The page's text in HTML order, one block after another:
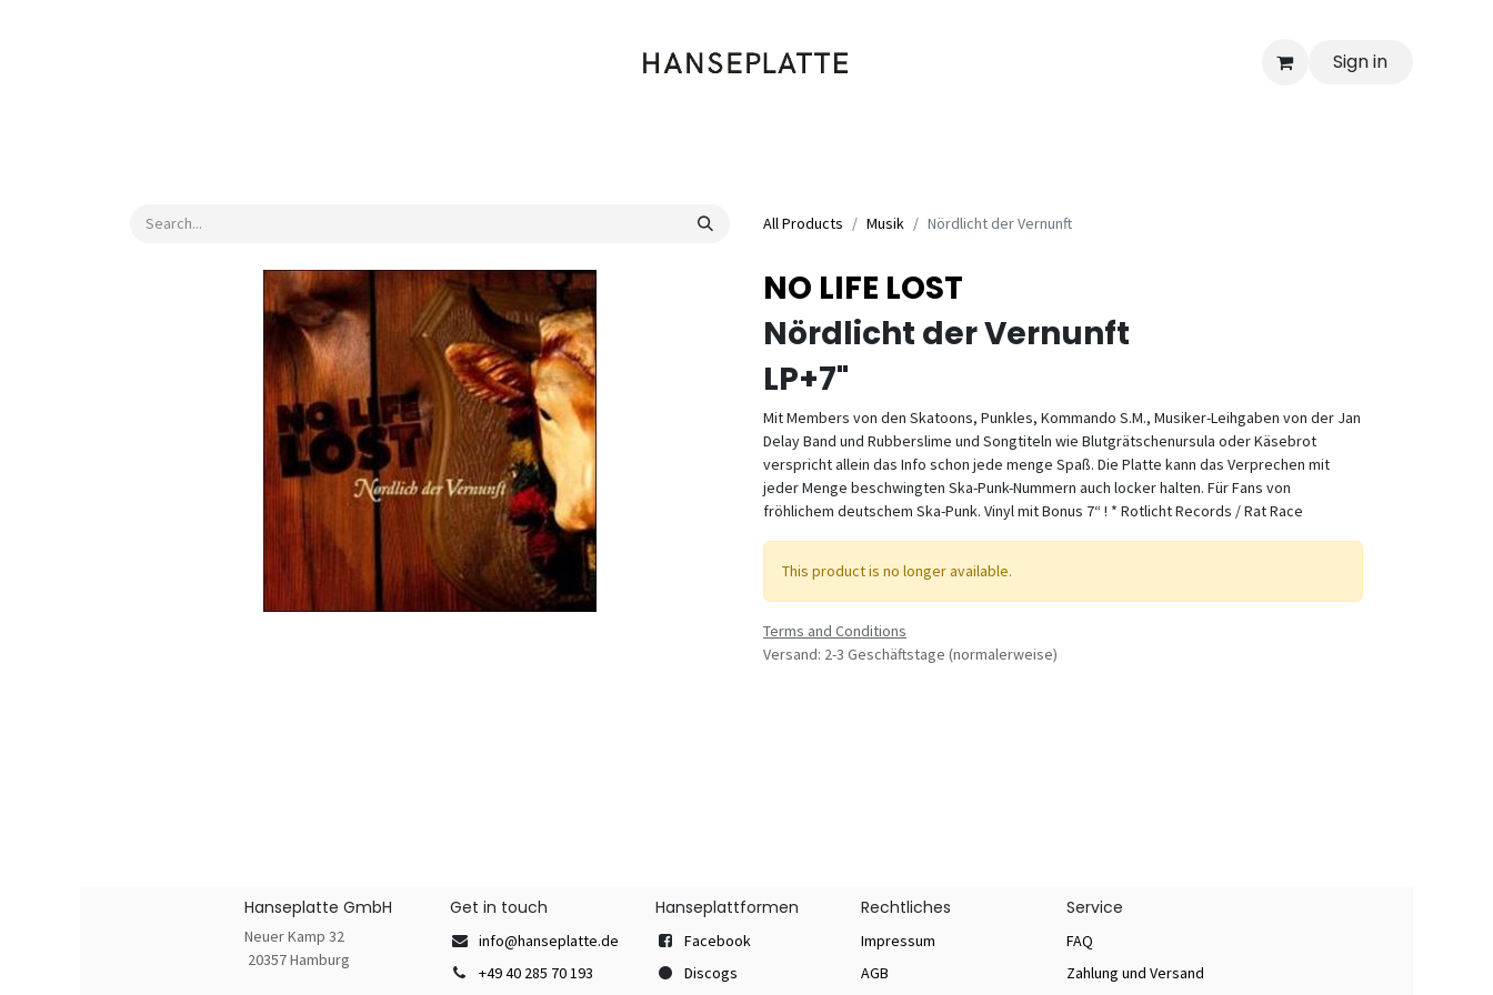
Sign in
All Products Musik Nördlicht der Vernunft
NO LIFE LOST
Nördlicht der Vernunft
LP+7"
Mit Members von den Skatoons, Punkles, Kommando S.M., Musiker-Leihgaben von der Jan
Delay Band und Rubberslime und Songtiteln wie Blutgrätschenursula oder Käsebrot
verspricht allein das Info schon jede menge Spaß. Die Platte kann das Verprechen mit
jeder Menge beschwingten Ska-Punk-Nummern auch locker halten. Für Fans von
fröhlichem deutschem Ska-Punk. Vinyl mit Bonus 7“ ! * Rotlicht Records / Rat Race
This product is no longer available.
Terms and Conditions
Versand: 2-3 Geschäftstage (normalerweise)
Get in touch
info@hanseplatte.de
+49 40 285 70 193
Hanseplattformen
Facebook
Discogs
Hanseplatte GmbH
Neuer Kamp 32
20357 Hamburg
Rechtliches
Impressum
AGB
Service
FAQ
Zahlung und Versand